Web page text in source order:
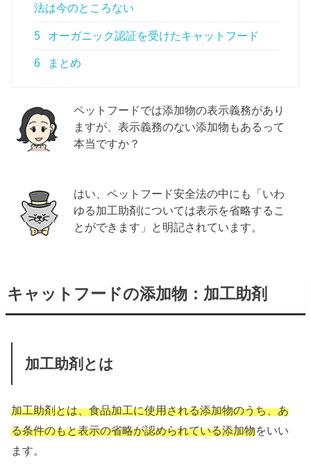
法は今のところない
5 オーガニック認証を受けたキャットフード
6 まとめ
ペットフードでは添加物の表示義務があり
ますが、表示義務のない添加物もあるって
本当ですか？
はい、ペットフード安全法の中にも「いわ
ゆる加工助剤については表示を省略するこ
とができます」と明記されています。
キャットフードの添加物：加工助剤
加工助剤とは
加工助剤とは、食品加工に使用される添加物のうち、あ
る条件のもと表示の省略が認められている添加物をいい
ます。